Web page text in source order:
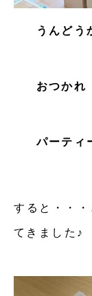
うんどう
おつかれ
パーティ
すると・・
てきました♪